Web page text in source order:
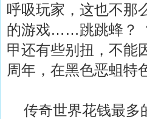
呼吸玩家，这也不那
的游戏……跳跳蜂？
甲还有些别扭，不能
周年，在黑色恶蛆特
传奇世界花钱最多